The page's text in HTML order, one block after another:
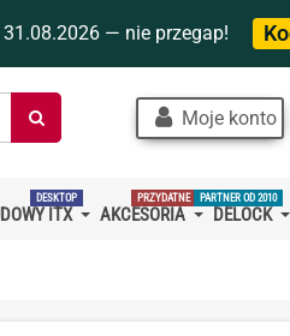
— nie przegap!
Szukaj
w
Moje konto
ITX
DESKTOP
AKCESORIA
PRZYDATNE
DELOCK
PARTNER OD 2010